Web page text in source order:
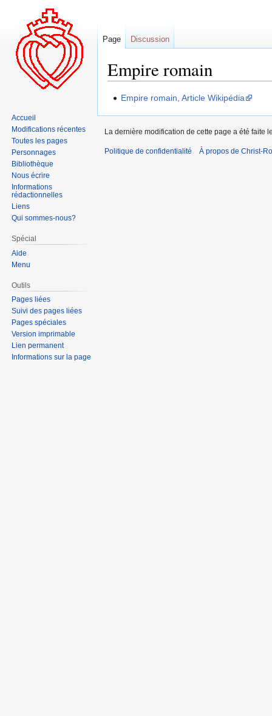
Empire romain
Aller
navigation
Aller
recherche
Empire romain, Article Wikipédia
Page Discussion
Accueil
Modifications récentes
Toutes les pages
Personnages
Bibliothèque
Nous écrire
Informations
rédactionnelles
Liens
Qui sommes-nous?
Spécial
Aide
Menu
Outils
Pages liées
Suivi des pages liées
Pages spéciales
Version imprimable
Lien permanent
Informations sur la page
La dernière modification de cette page a été faite
Politique de confidentialité À propos de Christ-